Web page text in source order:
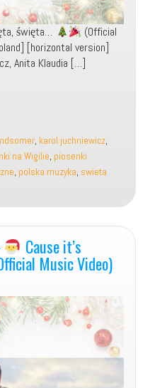
święta…
(Official
[horizontal version]
Anita Klaudia […]
, karol juchniewicz,
na Wigilie, piosenki
, polska muzyka, swieta
Cause it’s
Music Video)